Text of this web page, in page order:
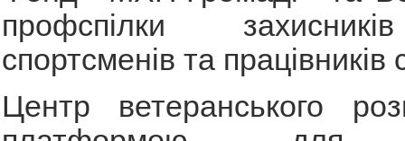
профспілки
спортсменів та
Центр ветеранського